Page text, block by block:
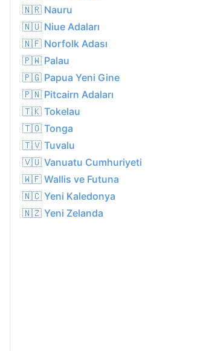
🇳🇷 Nauru
🇳🇺 Niue Adaları
🇳🇫 Norfolk Adası
🇵🇼 Palau
🇵🇬 Papua Yeni Gine
🇵🇳 Pitcairn Adaları
🇹🇰 Tokelau
🇹🇴 Tonga
🇹🇻 Tuvalu
🇻🇺 Vanuatu Cumhuriyeti
🇼🇫 Wallis ve Futuna
🇳🇨 Yeni Kaledonya
🇳🇿 Yeni Zelanda